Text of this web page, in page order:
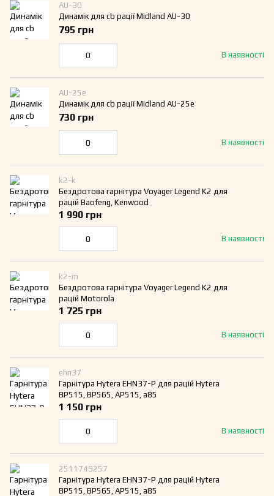
AU-30
Динамік для cb рації Midland AU-30
В наявності
795 грн
AU-25e
Динамік для cb рації Midland AU-25e
В наявності
730 грн
k2-k
Бездротова гарнітура Voyager Legend K2 для
рацій Baofeng, Kenwood
В наявності
1 990 грн
k2-m
Бездротова гарнітура Voyager Legend K2 для
рацій Motorola
В наявності
1 725 грн
ehn37
Гарнітура Hytera EHN37-P для рацій Hytera
BP515, BP565, AP515, a85
В наявності
1 150 грн
2511749257
Гарнітура Hytera EHN37-P для рацій Hytera
BP515, BP565, AP515, a85